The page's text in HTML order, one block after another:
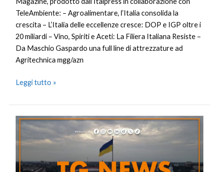
TeleAmbiente: – Agroalimentare, l’Italia consolida la
crescita – L’Italia delle eccellenze cresce: DOP e IGP oltre i
20 miliardi – Vino, Spiriti e Aceti: La Filiera Italiana Resiste –
Da Maschio Gaspardo una full line di attrezzature ad
Agritechnica mgg/azn
Leggi tutto »
Tg
–